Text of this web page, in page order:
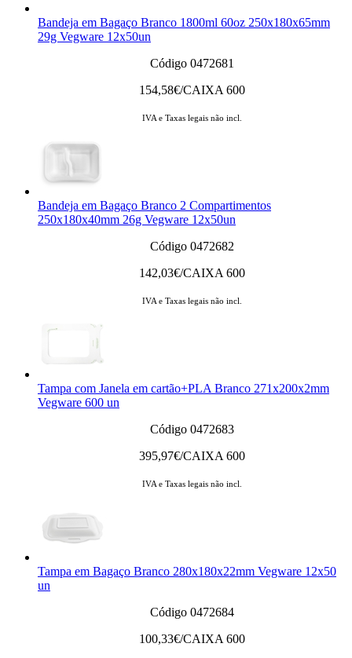
Bandeja em Bagaço Branco 1800ml 60oz 250x180x65mm
29g Vegware 12x50un
Código 0472681
154,58€/CAIXA 600
IVA e Taxas legais não incl.
Bandeja em Bagaço Branco 2 Compartimentos
250x180x40mm 26g Vegware 12x50un
Código 0472682
142,03€/CAIXA 600
IVA e Taxas legais não incl.
Tampa com Janela em cartão+PLA Branco 271x200x2mm
Vegware 600 un
Código 0472683
395,97€/CAIXA 600
IVA e Taxas legais não incl.
Tampa em Bagaço Branco 280x180x22mm Vegware 12x50
un
Código 0472684
100,33€/CAIXA 600